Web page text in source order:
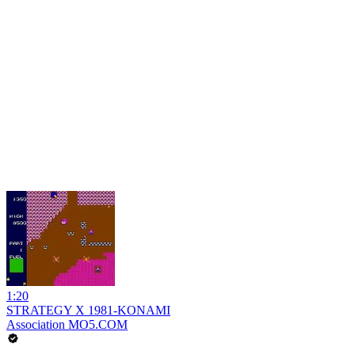
1:20
STRATEGY X 1981-KONAMI
Association MO5.COM